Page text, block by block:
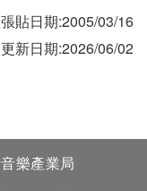
張貼日期:2005/03/16
更新日期:2026/06/02
樂產業局